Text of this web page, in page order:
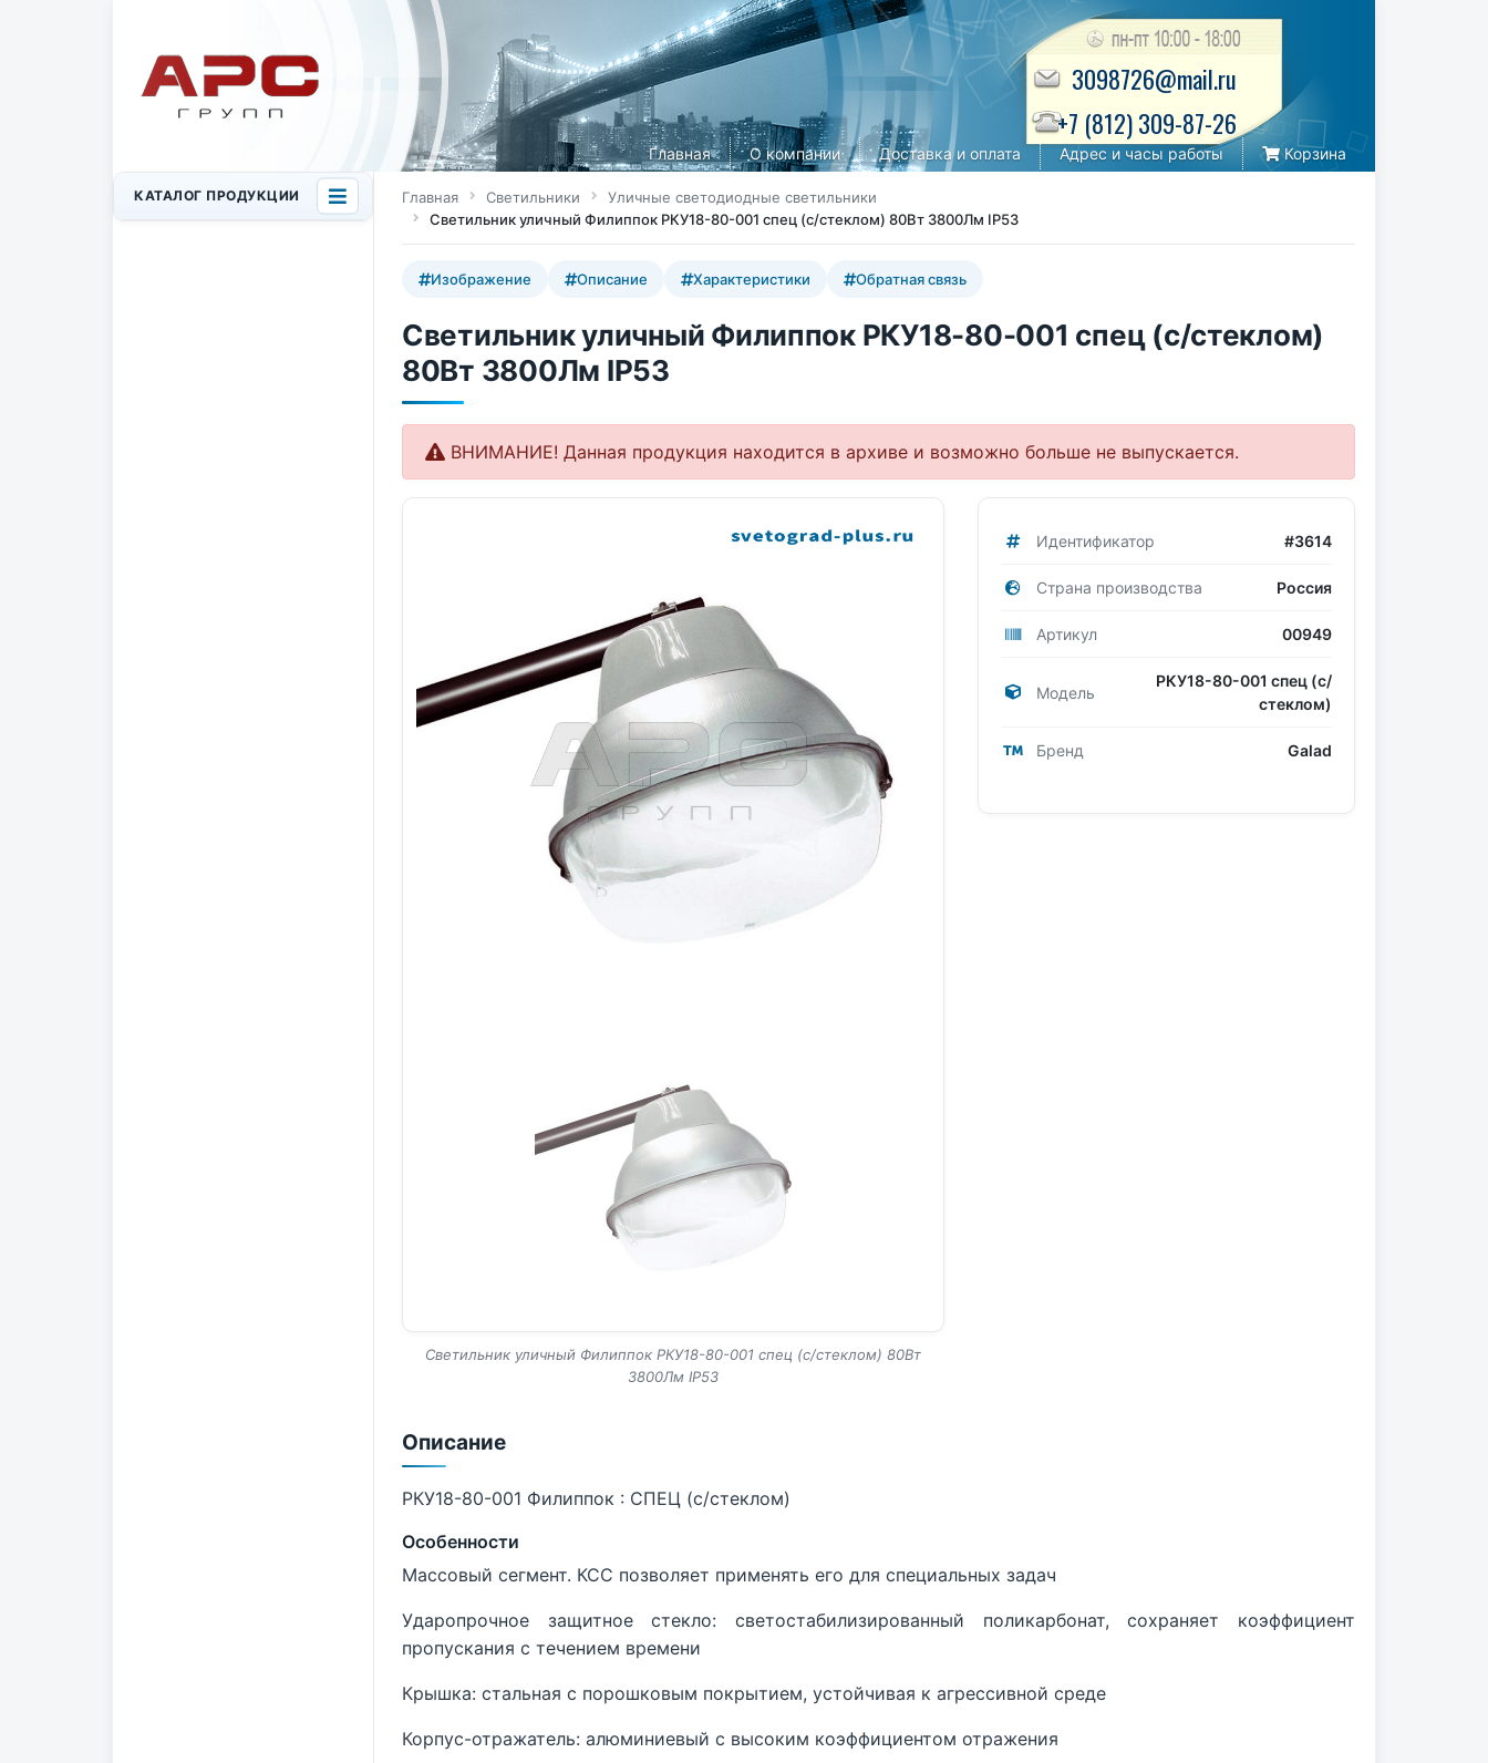
Главная О компании Доставка и оплата Адрес и часы работы Корзина
3098726@mail.ru
+7 (812) 309-87-26
КАТАЛОГ ПРОДУКЦИИ Главная Светильники
Уличные светодиодные светильники
Светильник уличный Филиппок РКУ18-80-001 спец (с/стеклом) 80Вт 3800Лм IP53
Изображение Описание Характеристики Обратная связь
Светильник уличный Филиппок РКУ18-80-001 спец (с/стеклом)
80Вт 3800Лм IP53
ВНИМАНИЕ! Данная продукция находится в архиве и возможно больше не выпускается.
Светильник уличный Филиппок РКУ18-80-001 спец (с/стеклом) 80Вт
3800Лм IP53
Идентификатор #3614
Страна производства Россия
Артикул 00949
Модель
РКУ18-80-001 спец (с/
стеклом)
Бренд Galad
Описание
РКУ18-80-001 Филиппок : СПЕЦ (с/стеклом)
Особенности
Массовый сегмент. КСС позволяет применять его для специальных задач
Ударопрочное защитное стекло: светостабилизированный поликарбонат, сохраняет коэффициент
пропускания с течением времени
Крышка: стальная с порошковым покрытием, устойчивая к агрессивной среде
Корпус-отражатель: алюминиевый с высоким коэффициентом отражения